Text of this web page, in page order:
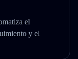
el
y el